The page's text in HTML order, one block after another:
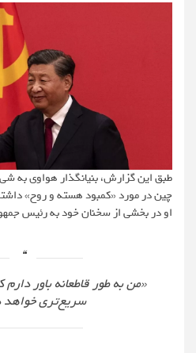
طبق این گزارش، بنیانگذار هواوی به
چین در مورد «کمبود هسته و روح»
او در بخشی از سخنان خود به رئیس
«من به طور قاطعانه باور
سریع‌تری